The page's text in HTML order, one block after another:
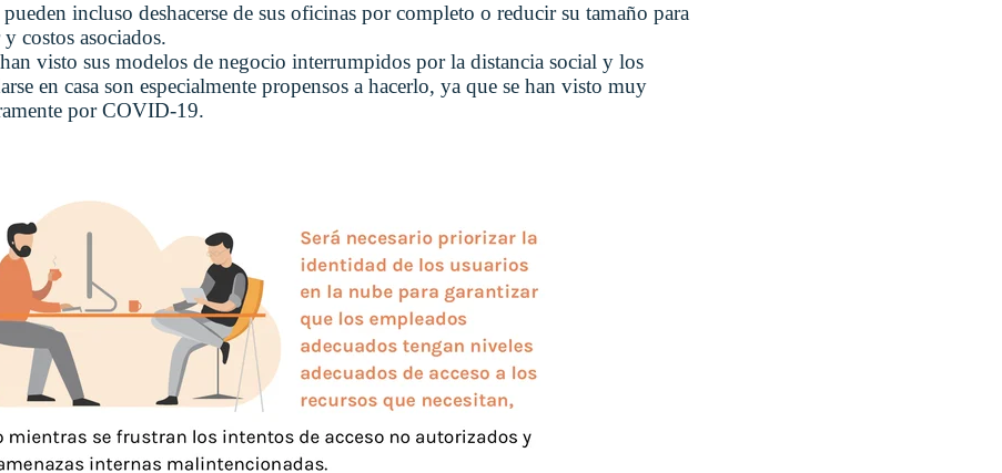
incluso deshacerse de sus oficinas por completo o reducir su tamaño para
costos asociados.
visto sus modelos de negocio interrumpidos por la distancia social y los
en casa son especialmente propensos a hacerlo, ya que se han visto muy
por COVID-19.